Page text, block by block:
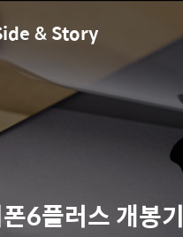
& Story
6플러스 개봉기